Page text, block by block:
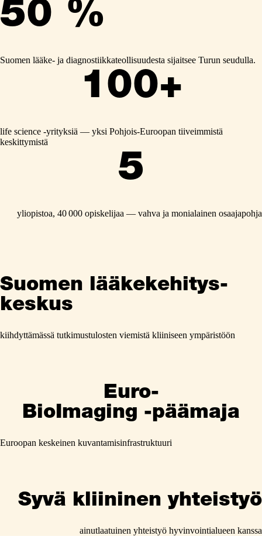
50 %
Suomen lääke- ja diagnostiikkateollisuudesta sijaitsee Turun seudulla.
100+
life science ‑yrityksiä — yksi Pohjois-Euroopan tiiveimmistä
keskittymistä
5
yliopistoa, 40 000 opiskelijaa — vahva ja monialainen osaajapohja
Suomen lääkekehitys-
keskus
kiihdyttämässä tutkimustulosten viemistä kliiniseen ympäristöön
Euro-
BioImaging -päämaja
Euroopan keskeinen kuvantamisinfrastruktuuri
Syvä kliininen yhteistyö
ainutlaatuinen yhteistyö hyvinvointialueen kanssa